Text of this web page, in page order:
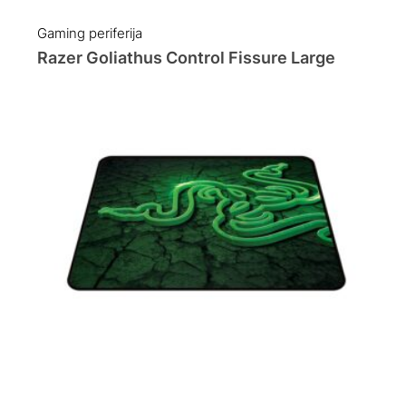
Gaming periferija
Razer Goliathus Control Fissure Large